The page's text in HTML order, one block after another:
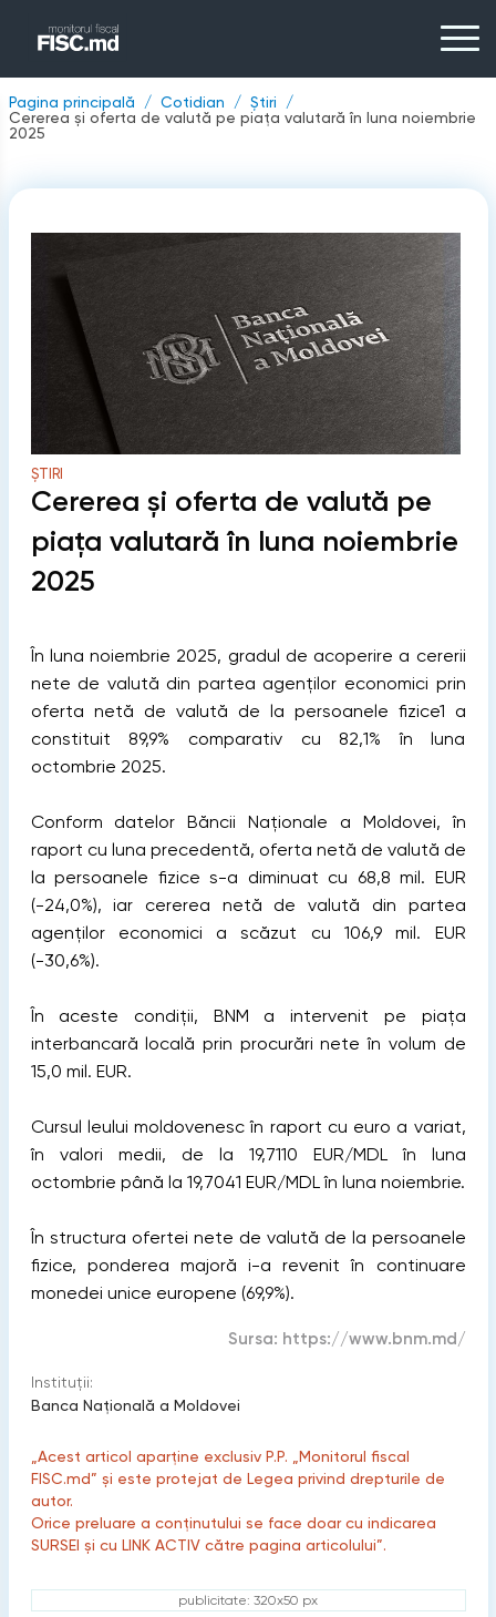
Pagina principală Cotidian
Știri
Cererea și oferta de valută pe piața valutară în luna noiembrie
2025
ȘTIRI
Cererea și oferta de valută pe
piața valutară în luna noiembrie
2025
În luna noiembrie 2025, gradul de acoperire a cererii
nete de valută din partea agenților economici prin
oferta netă de valută de la persoanele fizice1 a
constituit 89,9% comparativ cu 82,1% în luna
octombrie 2025.
Conform datelor Băncii Naționale a Moldovei, în
raport cu luna precedentă, oferta netă de valută de
la persoanele fizice s-a diminuat cu 68,8 mil. EUR
(-24,0%), iar cererea netă de valută din partea
agenților economici a scăzut cu 106,9 mil. EUR
(-30,6%).
În aceste condiții, BNM a intervenit pe piața
interbancară locală prin procurări nete în volum de
15,0 mil. EUR.
Cursul leului moldovenesc în raport cu euro a variat,
în valori medii, de la 19,7110 EUR/MDL în luna
octombrie până la 19,7041 EUR/MDL în luna noiembrie.
În structura ofertei nete de valută de la persoanele
fizice, ponderea majoră i-a revenit în continuare
monedei unice europene (69,9%).
Sursa: https://www.bnm.md/
Instituții:
Banca Naţională a Moldovei
„Acest articol aparține exclusiv P.P. „Monitorul fiscal
FISC.md” și este protejat de Legea privind drepturile de
autor.
Orice preluare a conținutului se face doar cu indicarea
SURSEI și cu LINK ACTIV către pagina articolului”.
publicitate: 320x50 px